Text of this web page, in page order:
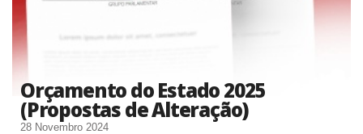
Orçamento do Estado 2025
(Propostas de Alteração)
28 Novembro 2024